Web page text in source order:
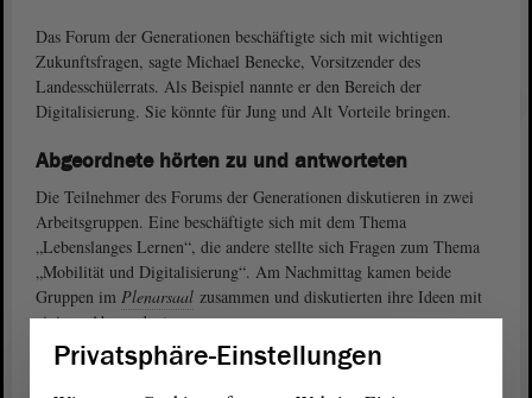
Das Forum der Generationen beschäftigte sich mit wichtigen
Zukunftsfragen, sagte Michael Benecke, Vorsitzender des
Landesschülerrats. Als Beispiel nannte er den Bereich der
Digitalisierung. Sie könnte für Jung und Alt Vorteile bringen.
Abgeordnete hörten zu und antworteten
Die Teilnehmer des Forums der Generationen diskutieren in zwei
Arbeitsgruppen. Eine beschäftigte sich mit dem Thema
„Lebenslanges Lernen“, die andere stellte sich Fragen zum Thema
„Mobilität und Digitalisierung“. Am Nachmittag kamen beide
Gruppen im Plenarsaal zusammen und diskutierten ihre Ideen mit
einigen Abgeordneten.
(Dies ist ein Angebot in Einfacher Sprache.)
Privatsphäre-Einstellungen